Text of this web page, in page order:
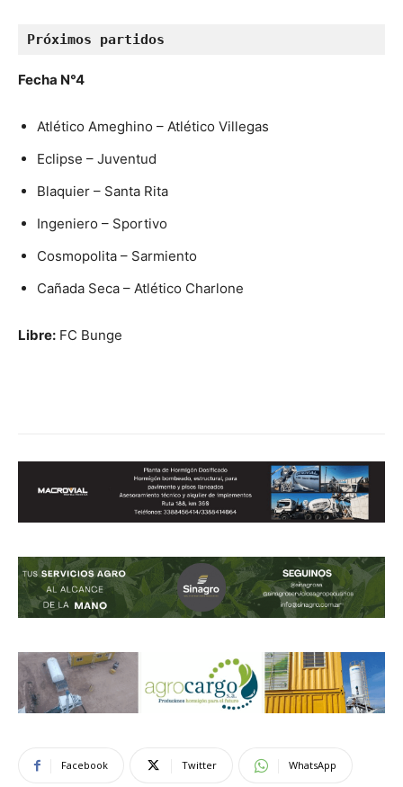
Próximos partidos
Fecha N°4
Atlético Ameghino – Atlético Villegas
Eclipse – Juventud
Blaquier – Santa Rita
Ingeniero – Sportivo
Cosmopolita – Sarmiento
Cañada Seca – Atlético Charlone
Libre: FC Bunge
Facebook Twitter WhatsApp